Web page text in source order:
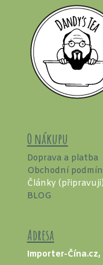
O nákupu
Doprava a platba
Obchodní
Články (připravuji)
BLOG
Adresa
Importer-Čína.cz,